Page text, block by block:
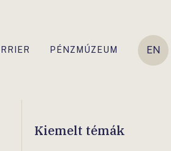
PÉNZMÚZEUM EN
Kiemelt témák